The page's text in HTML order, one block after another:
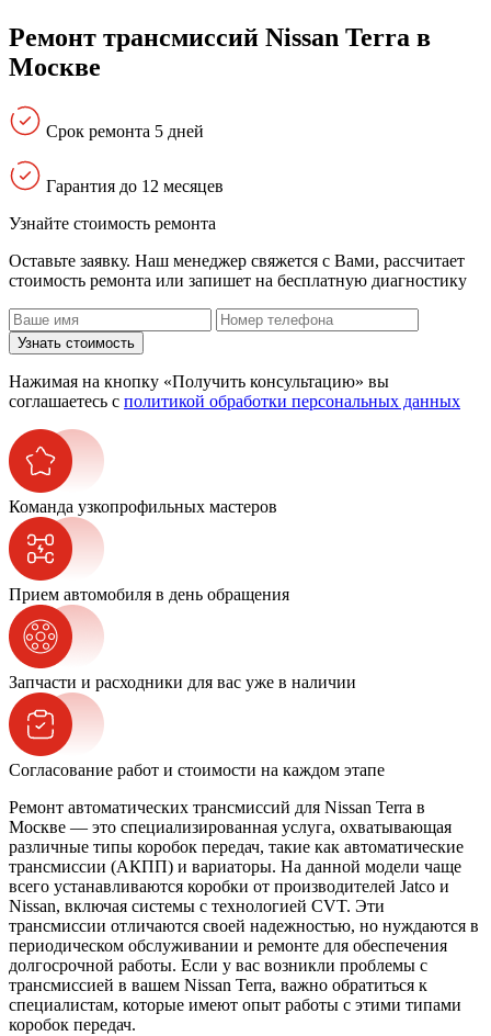
Ремонт трансмиссий Nissan Terra в
Москве
Срок ремонта 5 дней
Гарантия до 12 месяцев
Узнайте стоимость ремонта
Оставьте заявку. Наш менеджер свяжется с Вами, расcчитает
стоимость ремонта или запишет на бесплатную диагностику
Узнать стоимость
Нажимая на кнопку «Получить консультацию» вы
соглашаетесь с политикой обработки персональных данных
Команда узкопрофильных мастеров
Прием автомобиля в день обращения
Запчасти и расходники для вас уже в наличии
Согласование работ и стоимости на каждом этапе
Ремонт автоматических трансмиссий для Nissan Terra в
Москве — это специализированная услуга, охватывающая
различные типы коробок передач, такие как автоматические
трансмиссии (АКПП) и вариаторы. На данной модели чаще
всего устанавливаются коробки от производителей Jatco и
Nissan, включая системы с технологией CVT. Эти
трансмиссии отличаются своей надежностью, но нуждаются в
периодическом обслуживании и ремонте для обеспечения
долгосрочной работы. Если у вас возникли проблемы с
трансмиссией в вашем Nissan Terra, важно обратиться к
специалистам, которые имеют опыт работы с этими типами
коробок передач.